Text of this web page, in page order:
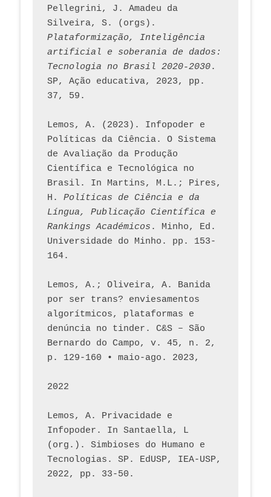
Pellegrini, J. Amadeu da
Plataformização, Inteligência
artificial e soberania de dados:
Tecnologia no Brasil 2020-2030.
SP, Ação educativa, 2023, pp.
37, 59.
Lemos, A. (2023). Infopoder e
Políticas da Ciência. O Sistema
de Avaliação da Produção
Científica e Tecnológica no
Brasil. In Martins, M.L.; Pires,
H. Políticas de Ciência e da
Língua, Publicação Científica e
Rankings Académicos . Minho, Ed.
Universidade do Minho. pp. 153-
164.
Lemos, A.; Oliveira, A. Banida
por ser trans? enviesamentos
algorítmicos, plataformas e
denúncia no tinder. C&S – São
Bernardo do Campo, v. 45, n. 2,
p. 129-160 • maio-ago. 2023,
2022
Lemos, A. Privacidade e
Infopoder. In Santaella, L
(org.). Simbioses do Humano e
Tecnologias. SP. EdUSP, IEA-USP,
2022, pp. 33-50.